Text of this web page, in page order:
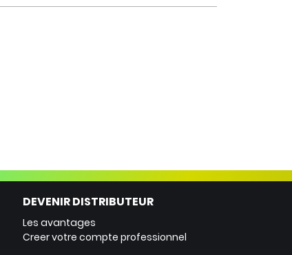
DEVENIR DISTRIBUTEUR
Les avantages
Creer votre compte professionnel